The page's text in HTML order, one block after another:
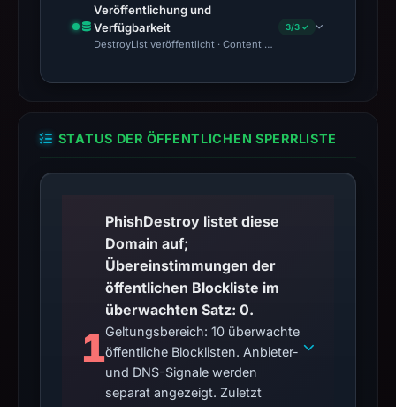
Veröffentlichung und
Verfügbarkeit
DestroyList veröffentlicht · Content Observed Unavailable ·
3/3 ✓
STATUS DER ÖFFENTLICHEN SPERRLISTE
1
PhishDestroy listet diese
Domain auf;
Übereinstimmungen der
öffentlichen Blockliste im
überwachten Satz: 0.
Geltungsbereich: 10 überwachte
öffentliche Blocklisten. Anbieter-
und DNS-Signale werden
separat angezeigt. Zuletzt